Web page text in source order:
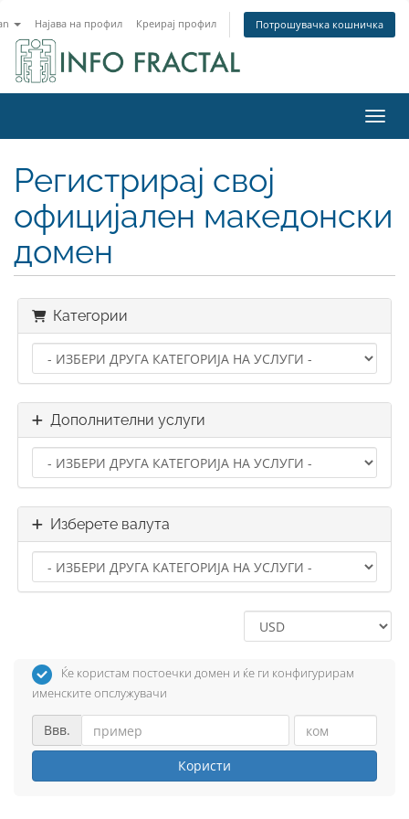
Најава на профил Креирај профил Потрошувачка кошничка
Регистрирај свој
официјален македонски
домен
Категории
Дополнителни услуги
Изберете валута
Ќе користам постоечки домен и ќе ги конфигурирам
именските опслужувачи
Ввв.
Користи